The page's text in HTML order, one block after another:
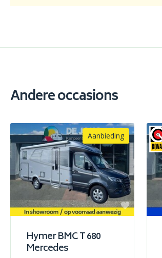
Andere occasions
Aanbieding
Hymer BMC T 680
Mercedes